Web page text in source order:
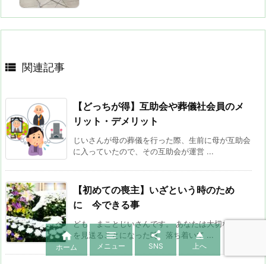
 関連記事
【どっちが得】互助会や葬儀社会員のメ
リット・デメリット
じいさんが母の葬儀を行った際、生前に母が互助会
に入っていたので、その互助会が運営 ...
【初めての喪主】いざという時のため
に 今できる事
ども まことじいさんです。 あなたは大切な家族
を見送ることになった時、落ち着いて ...

ホーム

メニュー

SNS

上へ